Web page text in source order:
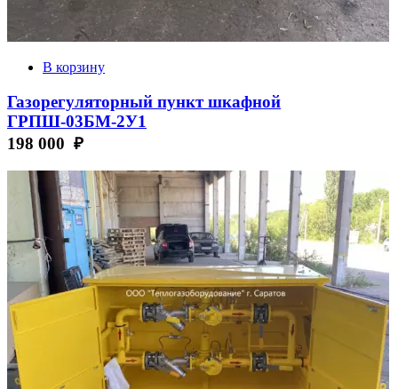
В корзину
Газорегуляторный пункт шкафной
ГРПШ-03БМ-2У1
198 000 ₽